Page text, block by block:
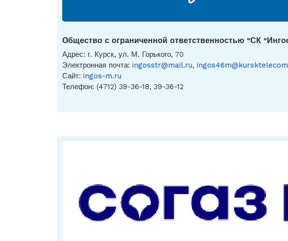
Общество с ограниченной ответственностью "СК
Адрес: г. Курск, ул. М. Горького, 70
Электронная почта: ingosstr@mail.ru,
Сайт: ingos-m.ru
Телефон: (4712) 39-36-18, 39-36-12